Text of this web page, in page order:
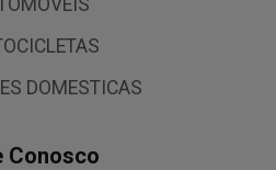
DOMESTICAS
Conosco